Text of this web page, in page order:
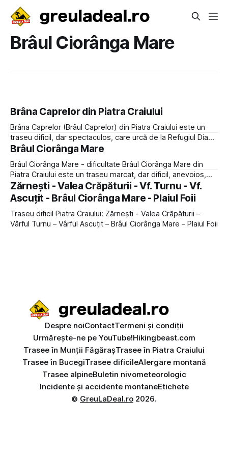
Brâul Ciorânga Mare
Brâna Caprelor din Piatra Craiului
Brâna Caprelor (Brâul Caprelor) din Piatra Craiului este un
traseu dificil, dar spectaculos, care urcă de la Refugiul Diana
spre Creasta Pietrei Craiului, în Șaua Padinei închise. În iunie
următorul circuit: Plaiul Foii - Valea Urșilor - Refugiul Diana -
Brâul Ciorânga Mare
Brâul Ciorânga Mare - dificultate Brâul Ciorânga Mare din
Piatra Craiului este un traseu marcat, dar dificil, anevoios,
nerecomandat începătorilor sau celor cu frică de înălțime,
cel puțin nu la coborâre. În schimb, dacă ești obișnuit cu
traseele expuse și nu ai probleme cu genunchii, îți
recomandăm să cobori pe
Zărnești - Valea Crăpăturii - Vf. Turnu - Vf.
Ascuțit - Brâul Ciorânga Mare - Plaiul Foii
Traseu dificil Piatra Craiului: Zărnești - Valea Crăpăturii –
Vârful Turnu – Vârful Ascuțit – Brâul Ciorânga Mare – Plaiul Foii
Despre noiContactTermeni și condiții
Urmărește-ne pe YouTube!Hikingbeast.com
Trasee în Munții FăgărașTrasee în Piatra Craiului
Trasee în BucegiTrasee dificileAlergare montană
Trasee alpineBuletin nivometeorologic
Incidente și accidente montaneEtichete
© GreuLaDeal.ro 2026.